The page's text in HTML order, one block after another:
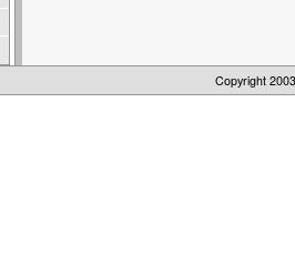
Copyright